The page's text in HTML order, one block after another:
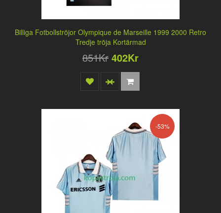
Billiga Fotbollströjor Olympique de Marseille 1999 2000 Retro
Tredje tröja Kortärmad
851Kr 402Kr
-53%